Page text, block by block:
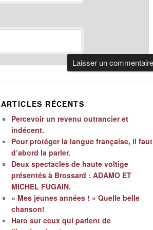
ARTICLES RÉCENTS
Percevoir un revenu outrancier et
indécent.
Pour protéger la langue française, il faut
d’abord la parler.
Deux spectacles de haute voltige
présentés à Brossard : ADAMO ET
MICHEL FUGAIN.
« Mes jeunes années ! » Quelle belle
chanson!
Haro sur ceux qui parlent de